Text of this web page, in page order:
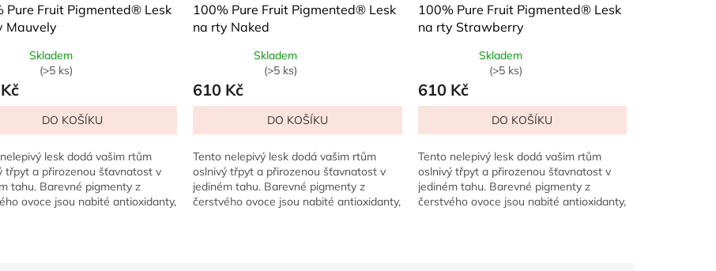
Pure Fruit Pigmented® Lesk
Mauvely
Skladem
(>5 ks)
DO KOŠÍKU
lesk dodá vašim rtům
třpyt a přirozenou šťavnatost v
tahu. Barevné pigmenty z
ovoce jsou nabité antioxidanty,
100% Pure Fruit Pigmented® Lesk
na rty Naked
hodnocení
produktu
5
hvězdiček.
Skladem
(>5 ks)
610 Kč
DO KOŠÍKU
Tento nelepivý lesk dodá vašim rtům
oslnivý třpyt a přirozenou šťavnatost v
jediném tahu. Barevné pigmenty z
čerstvého ovoce jsou nabité antioxidanty,
100% Pure Fruit Pigmented® Lesk
na rty Strawberry
hodnocení
produktu
5
hvězdiček.
Skladem
(>5 ks)
610 Kč
DO KOŠÍKU
Tento nelepivý lesk dodá vašim rtům
oslnivý třpyt a přirozenou šťavnatost v
jediném tahu. Barevné pigmenty z
čerstvého ovoce jsou nabité antioxidanty,